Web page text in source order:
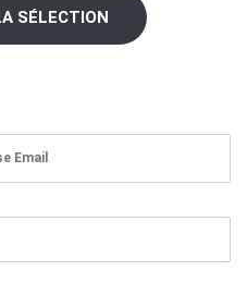
SÉLECTION